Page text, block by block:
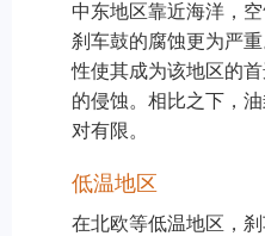
中东地区靠近海洋，
刹车鼓的腐蚀更为严
性使其成为该地区的
的侵蚀。相比之下，
对有限。
低温地区
在北欧等低温地区，